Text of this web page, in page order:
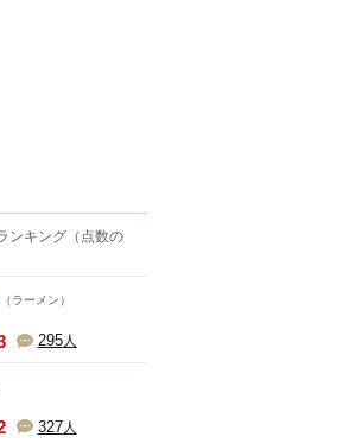
ンキング （点数の
（ラーメン）
295人
327人